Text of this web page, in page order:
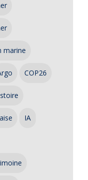
marine
COP26
IA